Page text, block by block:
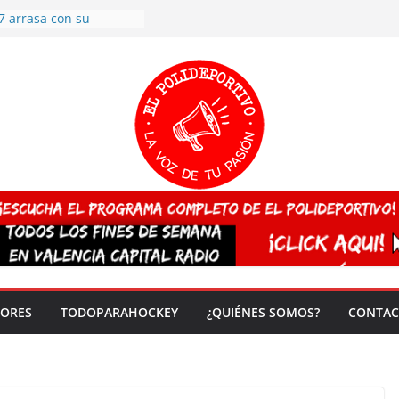
arrasa con su
España sub20
del mundo
vez!
TODOPARAHOCKEY ¿QUIÉNES SOMOS?